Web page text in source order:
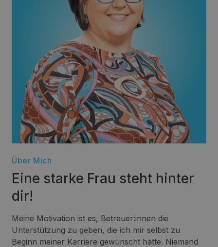
Über Mich
Eine starke Frau steht hinter
dir!
Meine Motivation ist es, Betreuer:innen die
Unterstützung zu geben, die ich mir selbst zu
Beginn meiner Karriere gewünscht hätte. Niemand